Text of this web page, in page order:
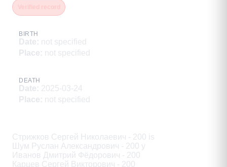
BIRTH
Date: not specified
Place: not specified
DEATH
Date: 2025-03-24
Place: not specified
Стрижков Сергей Николаевич - 200 is
Шум Руслан Александрович - 200 у
Иванов Дмитрий Фёдорович - 200
Карцев Сергей Викторович - 200